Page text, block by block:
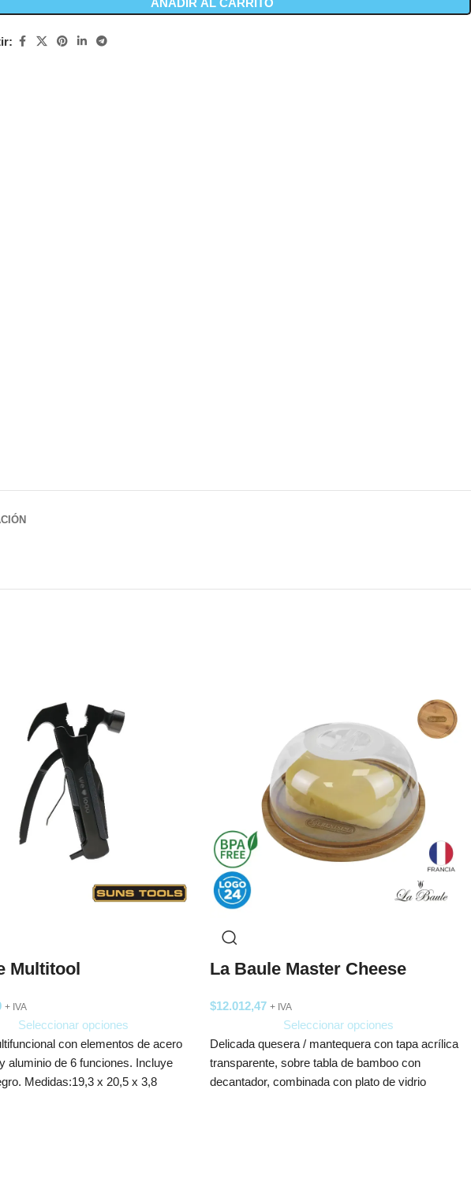
AÑADIR AL CARRITO
Multitool
+ IVA
Seleccionar opciones
con elementos de acero
aluminio de 6 funciones. Incluye
Medidas:19,3 x 20,5 x 3,8
La Baule Master Cheese
$12.012,47 + IVA
Seleccionar opciones
Delicada quesera / mantequera con tapa acrílica
transparente, sobre tabla de bamboo con
decantador, combinada con plato de vidrio